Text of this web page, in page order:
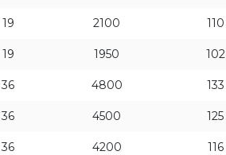
19 2100 110
19 1950 102
36 4800 133
36 4500 125
36 4200 116